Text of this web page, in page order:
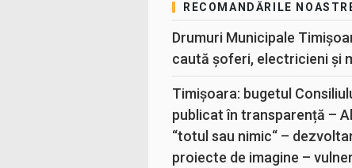
RECOMANDĂRILE
Drumuri Municipale
caută șoferi, electricieni și
Timișoara: bugetul
publicat în transparență –
“totul sau nimic“ –
proiecte de imagine –